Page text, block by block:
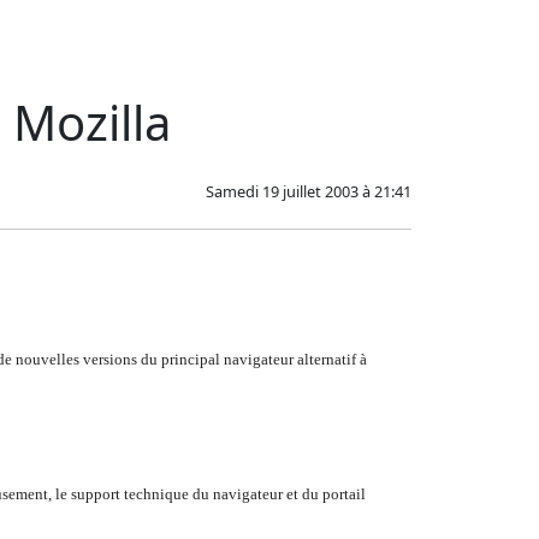
Samedi 19 juillet 2003 à 21:41
nouvelles versions du principal navigateur alternatif à
le support technique du navigateur et du portail